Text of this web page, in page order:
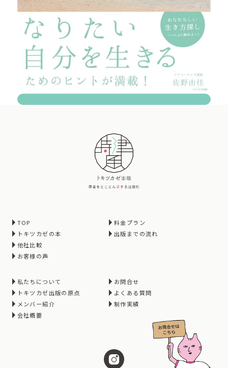
TOP
トキツカゼの本
他社比較
お客様の声
料金プラン
出版までの流れ
私たちについて
トキツカゼ出版の原点
メンバー紹介
会社概要
お問合せ
よくある質問
制作実績